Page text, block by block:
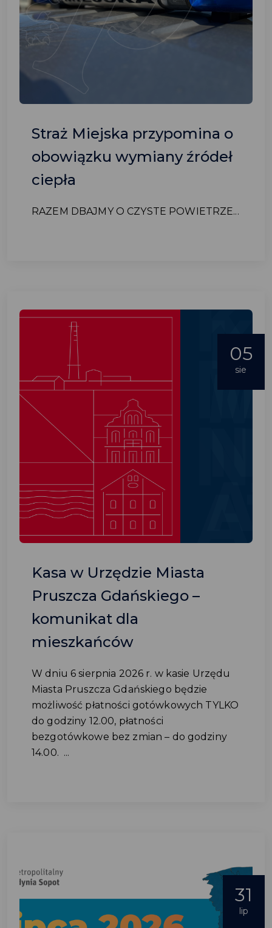
Straż Miejska przypomina o
obowiązku wymiany źródeł
ciepła
RAZEM DBAJMY O CZYSTE POWIETRZE...
05
sie
Kasa w Urzędzie Miasta
Pruszcza Gdańskiego –
komunikat dla
mieszkańców
W dniu 6 sierpnia 2026 r. w kasie Urzędu
Miasta Pruszcza Gdańskiego będzie
możliwość płatności gotówkowych TYLKO
do godziny 12.00, płatności
bezgotówkowe bez zmian – do godziny
14.00. ...
31
lip